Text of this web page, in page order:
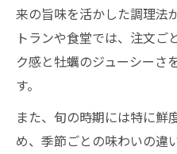
来の旨味を活かした調理法
トランや食堂では、注文
ク感と牡蠣のジューシーさ
す。
また、旬の時期には特に鮮
め、季節ごとの味わいの違